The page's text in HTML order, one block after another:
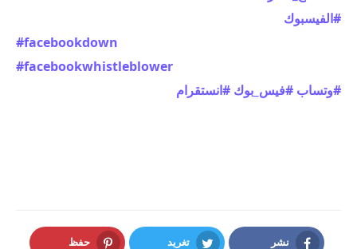
#الفيسبوك
#facebookdown
#facebookwhistleblower
#وتساب #فيس_بوك #انستقرام
نشر تغريد حفظ